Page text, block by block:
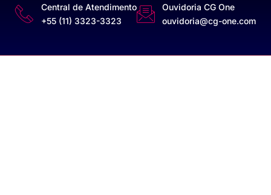
Central de Atendimento
+55 (11) 3323-3323
Ouvidoria CG One
ouvidoria@cg-one.com